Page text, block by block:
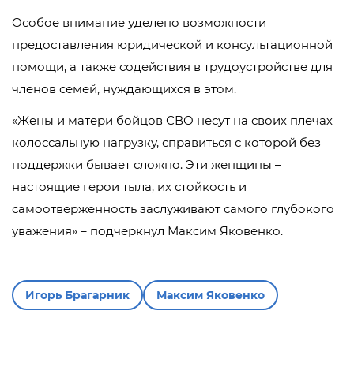
Особое внимание уделено возможности
предоставления юридической и консультационной
помощи, а также содействия в трудоустройстве для
членов семей, нуждающихся в этом.
«Жены и матери бойцов СВО несут на своих плечах
колоссальную нагрузку, справиться с которой без
поддержки бывает сложно. Эти женщины –
настоящие герои тыла, их стойкость и
самоотверженность заслуживают самого глубокого
уважения» – подчеркнул Максим Яковенко.
Игорь Брагарник Максим Яковенко